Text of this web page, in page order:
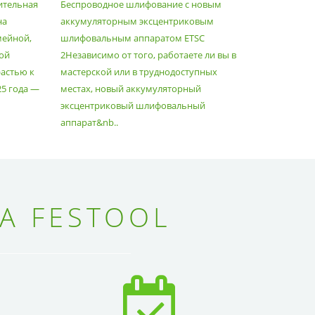
к
года —
АППАРАТОМ ETSC2
Беспроводное шлифование с новым
аккумуляторным эксцентриковым
шлифовальным аппаратом ETSC
2Независимо от того, работаете ли вы в
мастерской или в труднодоступных
местах, новый аккумуляторный
эксцентриковый шлифовальный
аппарат&nb..